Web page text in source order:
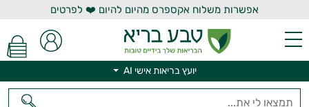
אפשרות משלוח אקספרס מהיום להיום ❤️ לפרטים
יועץ בריאות אישי AI